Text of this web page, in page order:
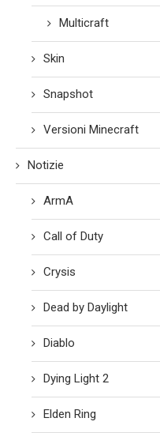
Multicraft
Skin
Snapshot
Versioni Minecraft
Notizie
ArmA
Call of Duty
Crysis
Dead by Daylight
Diablo
Dying Light 2
Elden Ring